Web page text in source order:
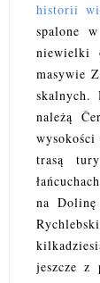
historii
spalone
niewielki
masywie
skalnych.
należą
trasą
na Dolinę
jeszcze z